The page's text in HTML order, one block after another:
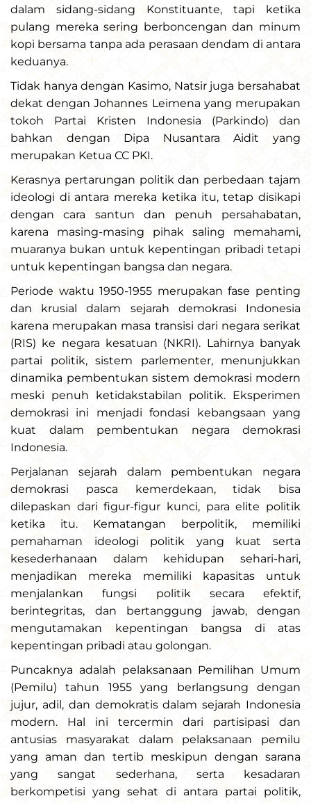
dalam sidang-sidang Konstituante, tapi ketika
pulang mereka sering berboncengan dan minum
kopi bersama tanpa ada perasaan dendam di antara
keduanya.
Tidak hanya dengan Kasimo, Natsir juga bersahabat
dekat dengan Johannes Leimena yang merupakan
tokoh Partai Kristen Indonesia (Parkindo) dan
bahkan dengan Dipa Nusantara Aidit yang
merupakan Ketua CC PKI.
Kerasnya pertarungan politik dan perbedaan tajam
ideologi di antara mereka ketika itu, tetap disikapi
dengan cara santun dan penuh persahabatan,
karena masing-masing pihak saling memahami,
muaranya bukan untuk kepentingan pribadi tetapi
untuk kepentingan bangsa dan negara.
Periode waktu 1950-1955 merupakan fase penting
dan krusial dalam sejarah demokrasi Indonesia
karena merupakan masa transisi dari negara serikat
(RIS) ke negara kesatuan (NKRI). Lahirnya banyak
partai politik, sistem parlementer, menunjukkan
dinamika pembentukan sistem demokrasi modern
meski penuh ketidakstabilan politik. Eksperimen
demokrasi ini menjadi fondasi kebangsaan yang
kuat dalam pembentukan negara demokrasi
Indonesia.
Perjalanan sejarah dalam pembentukan negara
demokrasi pasca kemerdekaan, tidak bisa
dilepaskan dari figur-figur kunci, para elite politik
ketika itu. Kematangan berpolitik, memiliki
pemahaman ideologi politik yang kuat serta
kesederhanaan dalam kehidupan sehari-hari,
menjadikan mereka memiliki kapasitas untuk
menjalankan fungsi politik secara efektif,
berintegritas, dan bertanggung jawab, dengan
mengutamakan kepentingan bangsa di atas
kepentingan pribadi atau golongan.
Puncaknya adalah pelaksanaan Pemilihan Umum
(Pemilu) tahun 1955 yang berlangsung dengan
jujur, adil, dan demokratis dalam sejarah Indonesia
modern. Hal ini tercermin dari partisipasi dan
antusias masyarakat dalam pelaksanaan pemilu
yang aman dan tertib meskipun dengan sarana
yang sangat sederhana, serta kesadaran
berkompetisi yang sehat di antara partai politik,